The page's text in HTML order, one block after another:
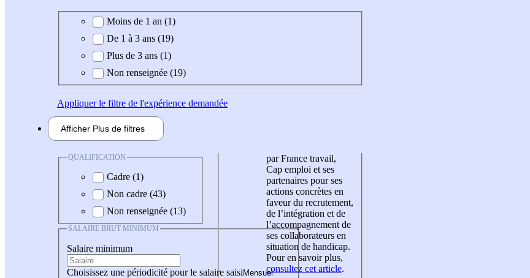
Expérience demandée
Moins de 1 an (1)
De 1 à 3 ans (19)
Plus de 3 ans (1)
Non renseignée (19)
Appliquerle filtre de l'expérience demandée
Afficher Plus de filtres
QUALIFICATION
Cadre (1)
Non cadre (43)
Non renseignée (13)
SALAIRE BRUT MINIMUM
Salaire minimum
Choisissez une périodicité pour le salaire saisi
par France travail,
Cap emploi et ses
partenaires pour ses
actions concrètes en
faveur du recrutement,
de l’intégration et de
l’accompagnement de
ses collaborateurs en
situation de handicap.
Pour en savoir plus,
consultez cet article.